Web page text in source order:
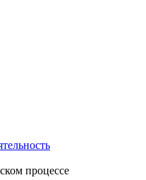
процессе